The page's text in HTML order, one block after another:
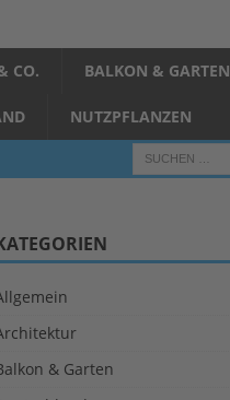
CO. BALKON & GARTEN
NUTZPFLANZEN
& Garten